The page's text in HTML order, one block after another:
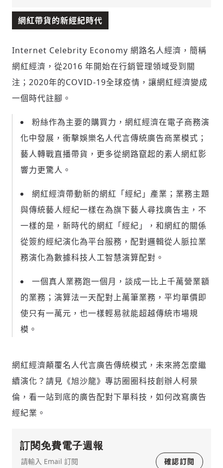
網紅帶貨的新經紀時代
Internet Celebrity Economy 網路名人經濟，簡稱
網紅經濟，從2016 年開始在行銷管理領域受到關
注；2020年的COVID-19全球疫情，讓網紅經濟變成
一個時代註腳。
粉絲作為主要的購買力，網紅經濟在電子商務演
化中發展，衝擊娛樂名人代言傳統廣告商業模式；
藝人轉戰直播帶貨，更多從網路竄起的素人網紅影
響力更驚人。
網紅經濟帶動新的網紅「經紀」產業；業務主題
與傳統藝人經紀一樣在為旗下藝人尋找廣告主，不
一樣的是，新時代的網紅「經紀」，和網紅的關係
從簽約經紀演化為平台服務，配對邏輯從人脈拉業
務演化為數據科技人工智慧演算配對。
一個真人業務跑一個月，談成一比上千萬營業額
的業務；演算法一天配對上萬筆業務，平均單價即
使只有一萬元，也一樣輕易就能超越傳統市場規
模。
網紅經濟顛覆名人代言廣告傳統模式，未來將怎麼繼
續演化？請見《旭沙龍》專訪圈圈科技創辦人柯景
倫，看一站到底的廣告配對下單科技，如何改寫廣告
經紀業。
訂閱免費電子週報
確認訂閱
參與深度對談的交流原則：
觀點，以及言論
避免不理性的用詞：不因個人主觀感受不